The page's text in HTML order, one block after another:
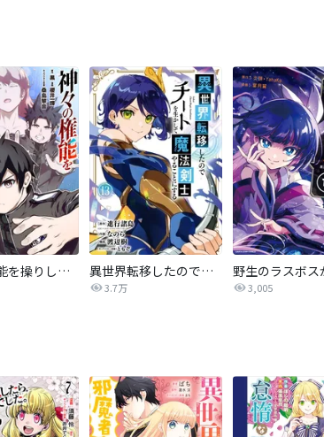
神々の権能を操りし者～能力数値『０』で蔑まれている俺だが、実は世界最強の一角～ 異世界転移したのでチートを生かして魔法剣士やることにする
3.7万 3,005